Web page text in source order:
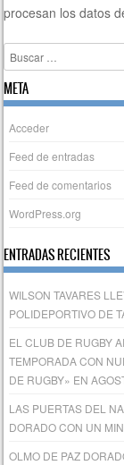
procesan los datos
Buscar
META
Acceder
Feed de entradas
Feed de comentarios
WordPress.org
ENTRADAS RECIENTES
WILSON TAVARES
POLIDEPORTIVO DE
EL CLUB DE RUGBY
TEMPORADA CON
DE RUGBY» EN
LAS PUERTAS DEL
DORADO CON UN
OLMO DE PAZ